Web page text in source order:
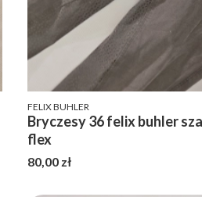
PRODUCENT
FELIX BUHLER
Bryczesy 36 felix buhler szare pełny lej silikon
flex
Cena
80,00 zł